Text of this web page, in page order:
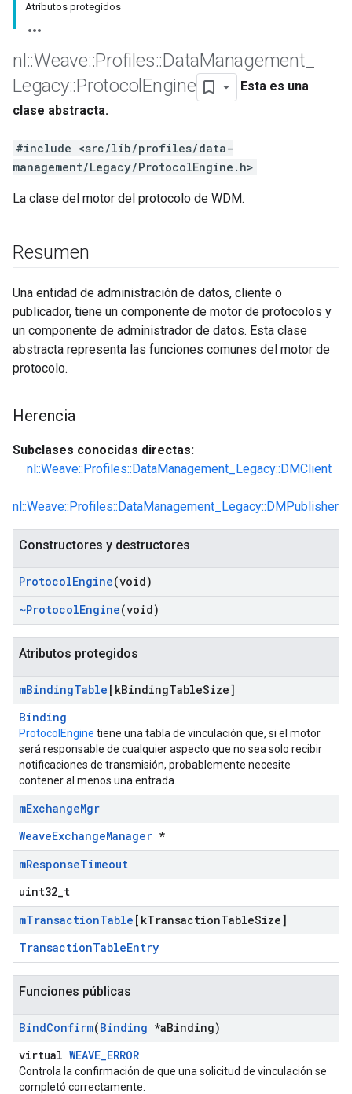
Atributos protegidos
nl ::Weave::Profiles::DataManagement
Legacy::Protocol Engine
Esta es una
clase abstracta.
#include <src/lib/profiles/data-
management/Legacy/ProtocolEngine.h>
La clase del motor del protocolo de WDM.
Resumen
Una entidad de administración de datos, cliente o
publicador, tiene un componente de motor de protocolos y
un componente de administrador de datos. Esta clase
abstracta representa las funciones comunes del motor de
protocolo.
Herencia
Subclases conocidas directas:
nl::Weave::Profiles::DataManagement_Legacy::DMClient
nl::Weave::Profiles::DataManagement_Legacy::DMPublisher
Constructores y destructores
ProtocolEngine(void)
~ProtocolEngine(void)
Atributos protegidos
mBindingTable [kBindingTableSize]
Binding
ProtocolEngine tiene una tabla de vinculación que, si el motor
será responsable de cualquier aspecto que no sea solo recibir
notificaciones de transmisión, probablemente necesite
contener al menos una entrada.
mExchangeMgr
WeaveExchangeManager *
mResponseTimeout
uint32_t
mTransactionTable [kTransactionTableSize]
TransactionTableEntry
Funciones públicas
BindConfirm(Binding *aBinding)
virtual WEAVE_ERROR
Controla la confirmación de que una solicitud de vinculación se
completó correctamente.